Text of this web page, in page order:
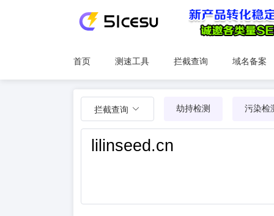
首页 测速工具 拦截查询 域名备案
拦截查询 劫持检测 污染检